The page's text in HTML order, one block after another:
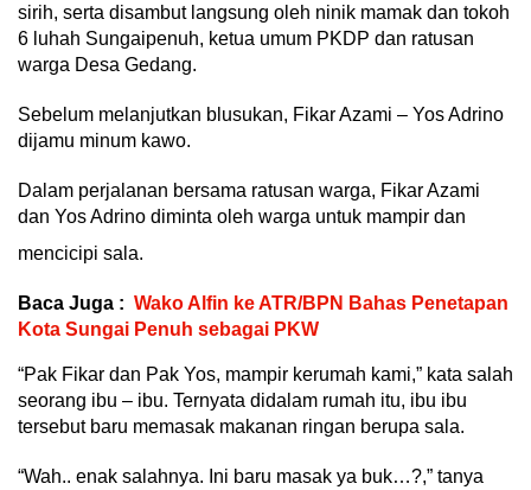
sirih, serta disambut langsung oleh ninik mamak dan tokoh
6 luhah Sungaipenuh, ketua umum PKDP dan ratusan
warga Desa Gedang.
Sebelum melanjutkan blusukan, Fikar Azami – Yos Adrino
dijamu minum kawo.
Dalam perjalanan bersama ratusan warga, Fikar Azami
dan Yos Adrino diminta oleh warga untuk mampir dan
mencicipi sala.
Baca Juga : Wako Alfin ke ATR/BPN Bahas Penetapan
Kota Sungai Penuh sebagai PKW
“Pak Fikar dan Pak Yos, mampir kerumah kami,” kata salah
seorang ibu – ibu. Ternyata didalam rumah itu, ibu ibu
tersebut baru memasak makanan ringan berupa sala.
“Wah.. enak salahnya. Ini baru masak ya buk…?,” tanya